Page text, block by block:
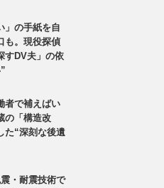
」の手紙を自
も。現役探偵
すDV夫」の依
者で補えばい
の「構造改
た“深刻な後遺
・耐震技術で